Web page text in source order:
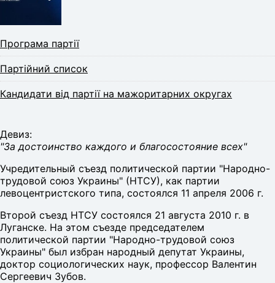
Програма партії
Партійний список
Кандидати від партії на мажоритарних округах
Девиз:
"За достоинство каждого и благосостояние всех"
Учредительный съезд политической партии "Народно-
трудовой союз Украины" (НТСУ), как партии
левоцентристского типа, состоялся 11 апреля 2006 г.
Второй съезд НТСУ состоялся 21 августа 2010 г. в
Луганске. На этом съезде председателем
политической партии "Народно-трудовой союз
Украины" был избран народный депутат Украины,
доктор социологических наук, профессор Валентин
Сергеевич Зубов.